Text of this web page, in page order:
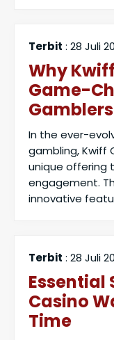
Terbit : 28 Juli
Why
Game-
Gamblers
In the ever-
gambling, Kwiff
unique offering
engagement.
innovative
Terbit : 28 Juli
Essential
Casino
Time